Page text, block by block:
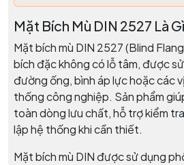
Mặt Bích Mù DIN 2527 Là
Mặt bích mù DIN 2527 (Blind
bích đặc không có lỗ tâm, được
đường ống, bình áp lực hoặc các
thống công nghiệp. Sản phẩm
toàn dòng lưu chất, hỗ trợ kiểm
lập hệ thống khi cần thiết.
Mặt bích mù DIN được sử dụng